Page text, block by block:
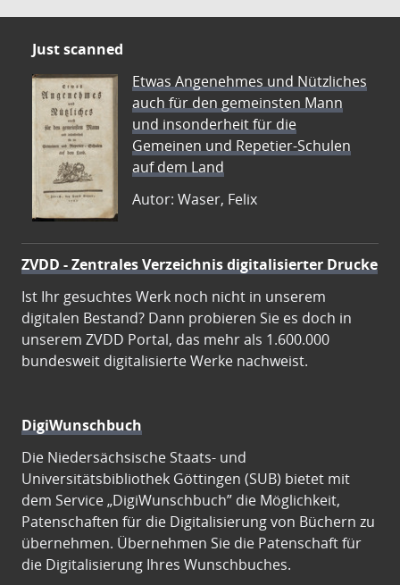
Just scanned
Etwas Angenehmes und Nützliches
auch für den gemeinsten Mann
und insonderheit für die
Gemeinen und Repetier-Schulen
auf dem Land
Autor: Waser, Felix
ZVDD - Zentrales Verzeichnis digitalisierter Drucke
Ist Ihr gesuchtes Werk noch nicht in unserem
digitalen Bestand? Dann probieren Sie es doch in
unserem ZVDD Portal, das mehr als 1.600.000
bundesweit digitalisierte Werke nachweist.
DigiWunschbuch
Die Niedersächsische Staats- und
Universitätsbibliothek Göttingen (SUB) bietet mit
dem Service „DigiWunschbuch” die Möglichkeit,
Patenschaften für die Digitalisierung von Büchern zu
übernehmen. Übernehmen Sie die Patenschaft für
die Digitalisierung Ihres Wunschbuches.